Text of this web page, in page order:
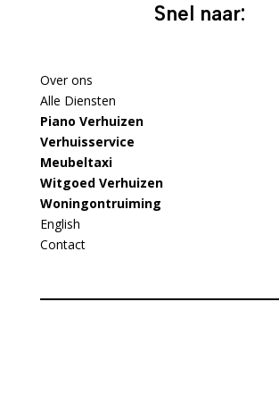
Snel naar:
Over ons
Alle Diensten
Piano Verhuizen
Verhuisservice
Meubeltaxi
Witgoed Verhuizen
Woningontruiming
English
Contact